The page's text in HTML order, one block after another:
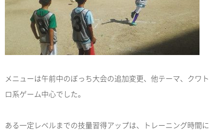
メニューは午前中のぼっち大会の追加変更、他テーマ、クワト
ロ系ゲーム中心でした。
ある一定レベルまでの技量習得アップは、トレーニング時間に